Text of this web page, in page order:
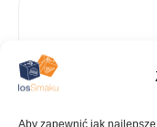
Aby zapewnić jak